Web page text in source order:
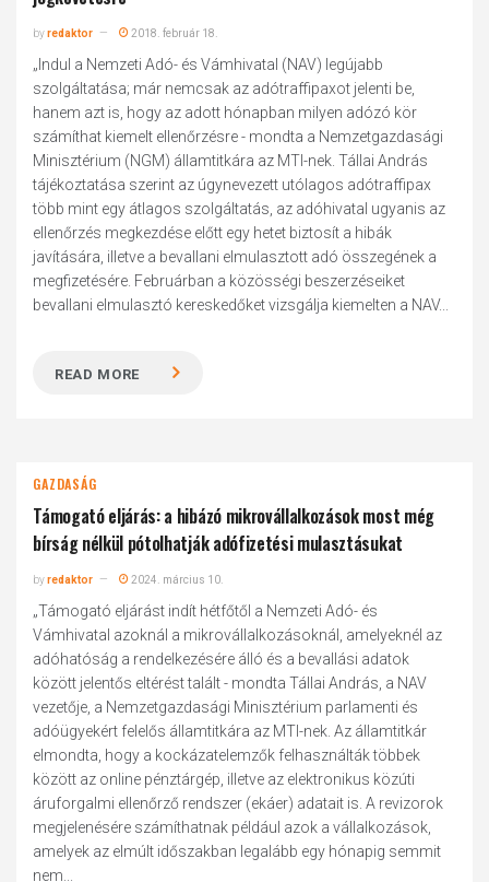
byredaktor 2018. február 18.
„Indul a Nemzeti Adó- és Vámhivatal (NAV) legújabb
szolgáltatása; már nemcsak az adótraffipaxot jelenti be,
hanem azt is, hogy az adott hónapban milyen adózó kör
számíthat kiemelt ellenőrzésre - mondta a Nemzetgazdasági
Minisztérium (NGM) államtitkára az MTI-nek. Tállai András
tájékoztatása szerint az úgynevezett utólagos adótraffipax
több mint egy átlagos szolgáltatás, az adóhivatal ugyanis az
ellenőrzés megkezdése előtt egy hetet biztosít a hibák
javítására, illetve a bevallani elmulasztott adó összegének a
megfizetésére. Februárban a közösségi beszerzéseiket
bevallani elmulasztó kereskedőket vizsgálja kiemelten a NAV...
READ MORE
GAZDASÁG
Támogató eljárás: a hibázó mikrovállalkozások most még
bírság nélkül pótolhatják adófizetési mulasztásukat
byredaktor 2024. március 10.
„Támogató eljárást indít hétfőtől a Nemzeti Adó- és
Vámhivatal azoknál a mikrovállalkozásoknál, amelyeknél az
adóhatóság a rendelkezésére álló és a bevallási adatok
között jelentős eltérést talált - mondta Tállai András, a NAV
vezetője, a Nemzetgazdasági Minisztérium parlamenti és
adóügyekért felelős államtitkára az MTI-nek. Az államtitkár
elmondta, hogy a kockázatelemzők felhasználták többek
között az online pénztárgép, illetve az elektronikus közúti
áruforgalmi ellenőrző rendszer (ekáer) adatait is. A revizorok
megjelenésére számíthatnak például azok a vállalkozások,
amelyek az elmúlt időszakban legalább egy hónapig semmit
nem...